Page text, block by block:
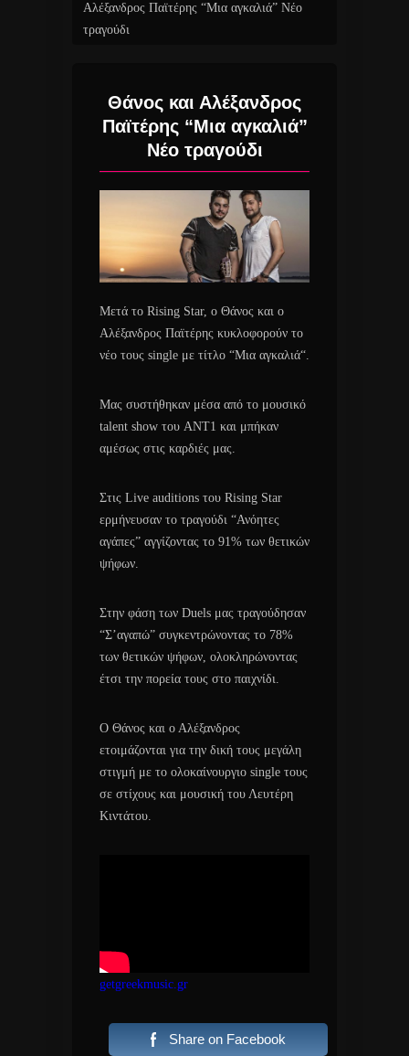
Αλέξανδρος Παϊτέρης “Μια αγκαλιά” Νέο
τραγούδι
Θάνος και Αλέξανδρος
Παϊτέρης “Μια αγκαλιά”
Νέο τραγούδι
Μετά το Rising Star, ο Θάνος και ο
Αλέξανδρος Παϊτέρης κυκλοφορούν το
νέο τους single με τίτλο “Μια αγκαλιά“.
Μας συστήθηκαν μέσα από το μουσικό
talent show του ANT1 και μπήκαν
αμέσως στις καρδιές μας.
Στις Live auditions του Rising Star
ερμήνευσαν το τραγούδι “Ανόητες
αγάπες” αγγίζοντας το 91% των θετικών
ψήφων.
Στην φάση των Duels μας τραγούδησαν
“Σ’αγαπώ” συγκεντρώνοντας το 78%
των θετικών ψήφων, ολοκληρώνοντας
έτσι την πορεία τους στο παιχνίδι.
Ο Θάνος και ο Αλέξανδρος
ετοιμάζονται για την δική τους μεγάλη
στιγμή με το ολοκαίνουργιο single τους
σε στίχους και μουσική του Λευτέρη
Κιντάτου.
getgreekmusic.gr
Share on Facebook